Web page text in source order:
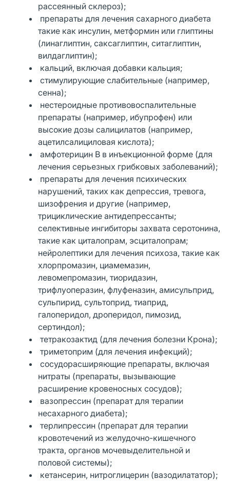
рассеянный склероз);
препараты для лечения сахарного диабета
такие как инсулин, метформин или глиптины
(линаглиптин, саксаглиптин, ситаглиптин,
вилдаглиптин);
кальций, включая добавки кальция;
стимулирующие слабительные (например,
сенна);
нестероидные противовоспалительные
препараты (например, ибупрофен) или
высокие дозы салицилатов (например,
ацетилсалициловая кислота);
амфотерицин В в инъекционной форме (для
лечения серьезных грибковых заболеваний);
препараты для лечения психических
нарушений, таких как депрессия, тревога,
шизофрения и другие (например,
трициклические антидепрессанты;
селективные ингибиторы захвата серотонина,
такие как циталопрам, эсциталопрам;
нейролептики для лечения психоза, такие как
хлорпромазин, циамемазин,
левомепромазин, тиоридазин,
трифлуоперазин, флуфеназин, амисульприд,
сульпирид, сультоприд, тиаприд,
галоперидол, дроперидол, пимозид,
сертиндол);
тетракозактид (для лечения болезни Крона);
триметоприм (для лечения инфекций);
сосудорасширяющие препараты, включая
нитраты (препараты, вызывающие
расширение кровеносных сосудов);
вазопрессин (препарат для терапии
несахарного диабета);
терлипрессин (препарат для терапии
кровотечений из желудочно-кишечного
тракта, органов мочевыделительной и
половой системы);
кетансерин, нитроглицерин (вазодилататор);